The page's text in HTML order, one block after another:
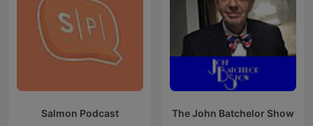
Salmon Podcast The John Batchelor Show